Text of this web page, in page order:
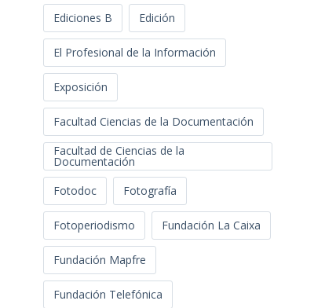
Ediciones B Edición
El Profesional de la Información
Exposición
Facultad Ciencias de la Documentación
Facultad de Ciencias de la
Documentación
Fotodoc
Fotografía
Fotoperiodismo Fundación La Caixa
Fundación Mapfre
Fundación Telefónica